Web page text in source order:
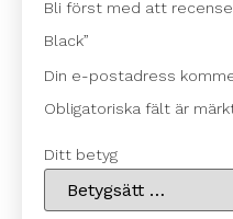
Bli först med att
Black”
Din e-postadress
Obligatoriska fält är
Ditt betyg